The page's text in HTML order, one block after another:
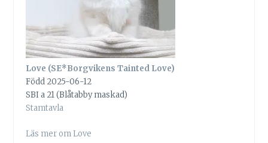
Love (SE*Borgvikens Tainted Love)
Född 2025-06-12
SBI a 21 (Blåtabby maskad)
Stamtavla
Läs mer om Love